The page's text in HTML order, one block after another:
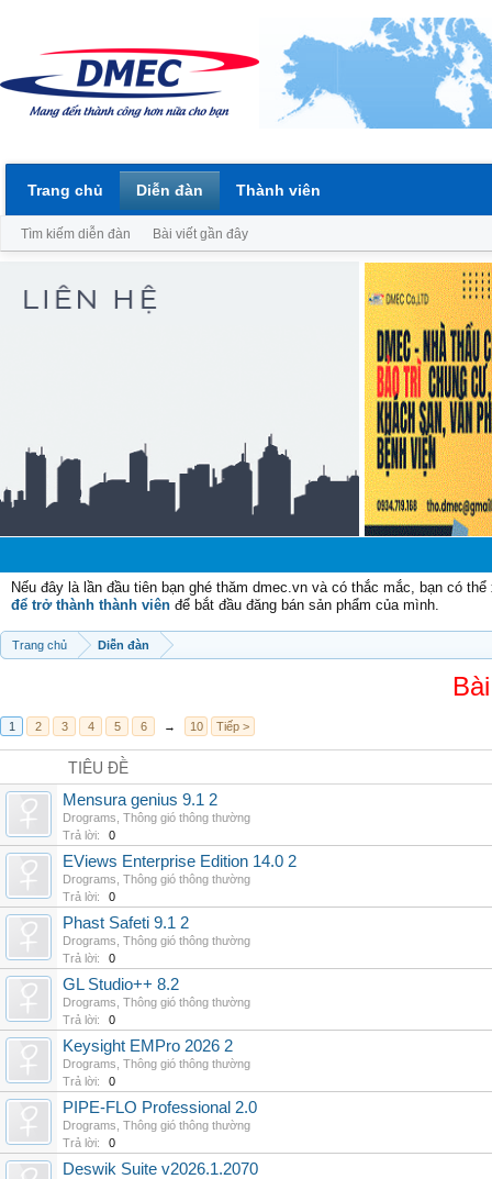
Nếu đây là lần đầu tiên bạn ghé thăm dmec.vn và có thắc mắc, bạn có
để trở thành thành viên để bắt đầu đăng bán sản phẩm của mình.
Trang chủ Diễn đàn
1 2 3 4 5 6 → 10 Tiếp >
TIÊU ĐỀ
Mensura genius 9.1 2
Drograms Thông gió thông thường
Trả lời:
0
EViews Enterprise Edition 14.0 2
Drograms Thông gió thông thường
Trả lời:
0
Phast Safeti 9.1 2
Drograms Thông gió thông thường
Trả lời:
0
GL Studio++ 8.2
Drograms Thông gió thông thường
Trả lời:
0
Keysight EMPro 2026 2
Drograms Thông gió thông thường
Trả lời:
0
PIPE-FLO Professional 2.0
Drograms Thông gió thông thường
Trả lời:
0
Deswik Suite v2026.1.2070
Trang chủ Diễn đàn
Tìm kiếm diễn đàn Bài viết gần đây
Thành viên